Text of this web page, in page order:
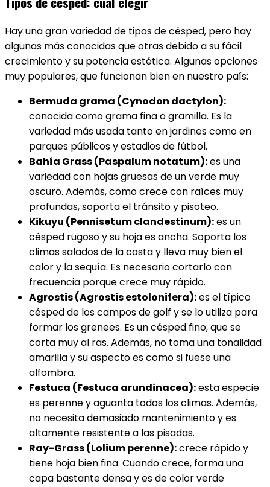
Hay una gran variedad de tipos de césped, pero hay
algunas más conocidas que otras debido a su fácil
crecimiento y su potencia estética. Algunas opciones
muy populares, que funcionan bien en nuestro país:
Bermuda grama (Cynodon dactylon):
conocida como grama fina o gramilla. Es la
variedad más usada tanto en jardines como en
parques públicos y estadios de fútbol.
Bahía Grass (Paspalum notatum):es una
variedad con hojas gruesas de un verde muy
oscuro. Además, como crece con raíces muy
profundas, soporta el tránsito y pisoteo.
Kikuyu (Pennisetum clandestinum):es un
césped rugoso y su hoja es ancha. Soporta los
climas salados de la costa y lleva muy bien el
calor y la sequía. Es necesario cortarlo con
frecuencia porque crece muy rápido.
Agrostis (Agrostis estolonifera):es el típico
césped de los campos de golf y se lo utiliza para
formar los grenees. Es un césped fino, que se
corta muy al ras. Además, no toma una tonalidad
amarilla y su aspecto es como si fuese una
alfombra.
Festuca (Festuca arundinacea):esta especie
es perenne y aguanta todos los climas. Además,
no necesita demasiado mantenimiento y es
altamente resistente a las pisadas.
Ray-Grass (Lolium perenne):crece rápido y
tiene hoja bien fina. Cuando crece, forma una
capa bastante densa y es de color verde